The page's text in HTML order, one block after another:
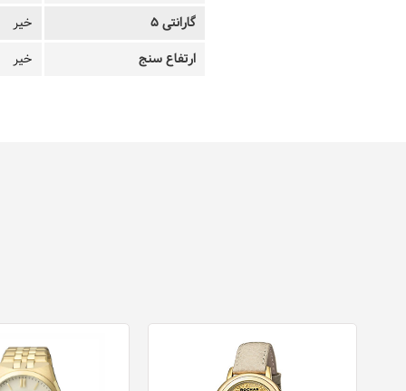
گارانتی 5
خیر
ارتفاع سنج
خیر